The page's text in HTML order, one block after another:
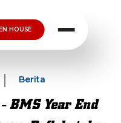
HOUSE
Berita
BMS Year End